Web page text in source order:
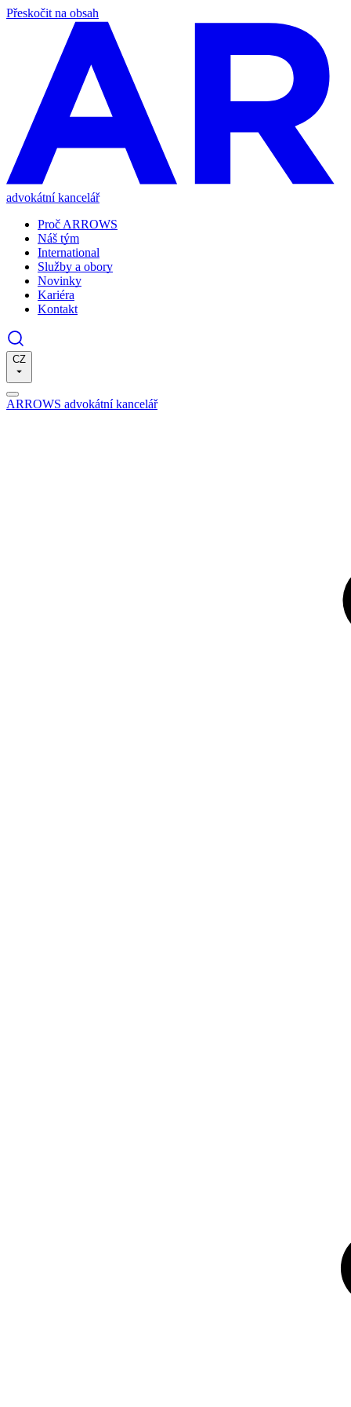
Přeskočit na obsah
advokátní kancelář
Proč ARROWS
Náš tým
International
Služby a obory
Novinky
Kariéra
Kontakt
CZ
ARROWS advokátní kancelář